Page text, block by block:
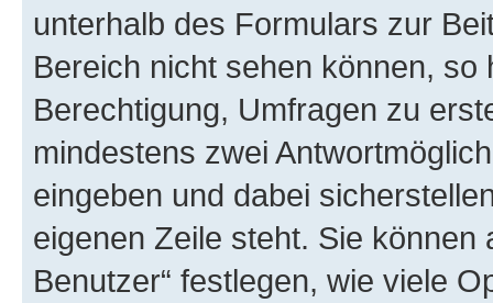
unterhalb des Formulars zur
Bereich nicht sehen können,
Berechtigung, Umfragen zu
mindestens zwei
eingeben und dabei
eigenen Zeile steht. Sie können
Benutzer“ festlegen, wie viele